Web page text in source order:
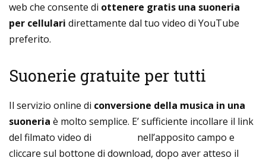
web che consente di ottenere gratis una suoneria
per cellulari direttamente dal tuo video di YouTube
preferito.
Suonerie gratuite per tutti
Il servizio online di conversione della musica in una
suoneria è molto semplice. E’ sufficiente incollare il link
del filmato video di
nell’apposito campo e
cliccare sul bottone di download, dopo aver atteso il